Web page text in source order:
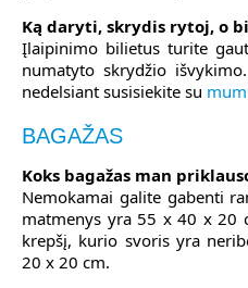
Ką daryti, skrydis rytoj, o
Įlaipinimo bilietus turite
numatyto skrydžio
nedelsiant susisiekite su
BAGAŽAS
Koks bagažas man
Nemokamai galite gabenti
matmenys yra 55 x 40 x 20
krepšį, kurio svoris yra
20 x 20 cm.